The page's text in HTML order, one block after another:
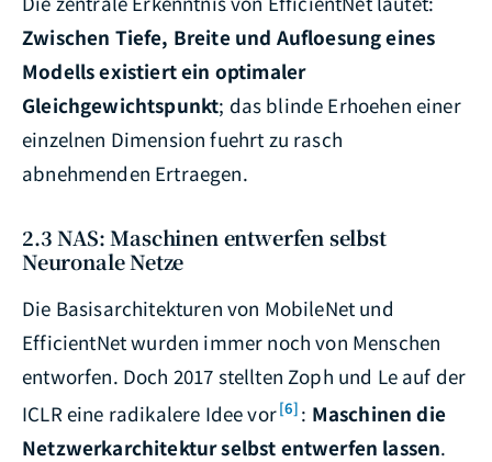
Zwischen Tiefe, Breite und Aufloesung eines
Modells existiert ein optimaler
Gleichgewichtspunkt; das blinde Erhoehen einer
einzelnen Dimension fuehrt zu rasch
abnehmenden Ertraegen.
2.3 NAS: Maschinen entwerfen selbst
Neuronale Netze
Die Basisarchitekturen von MobileNet und
EfficientNet wurden immer noch von Menschen
entworfen. Doch 2017 stellten Zoph und Le auf der
ICLR eine radikalere Idee vor[6] : Maschinen die
Netzwerkarchitektur selbst entwerfen lassen.